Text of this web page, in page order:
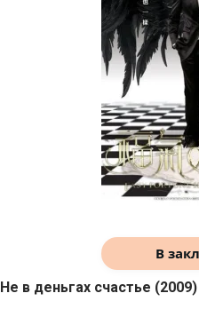
В
Не в деньгах счастье (2009)